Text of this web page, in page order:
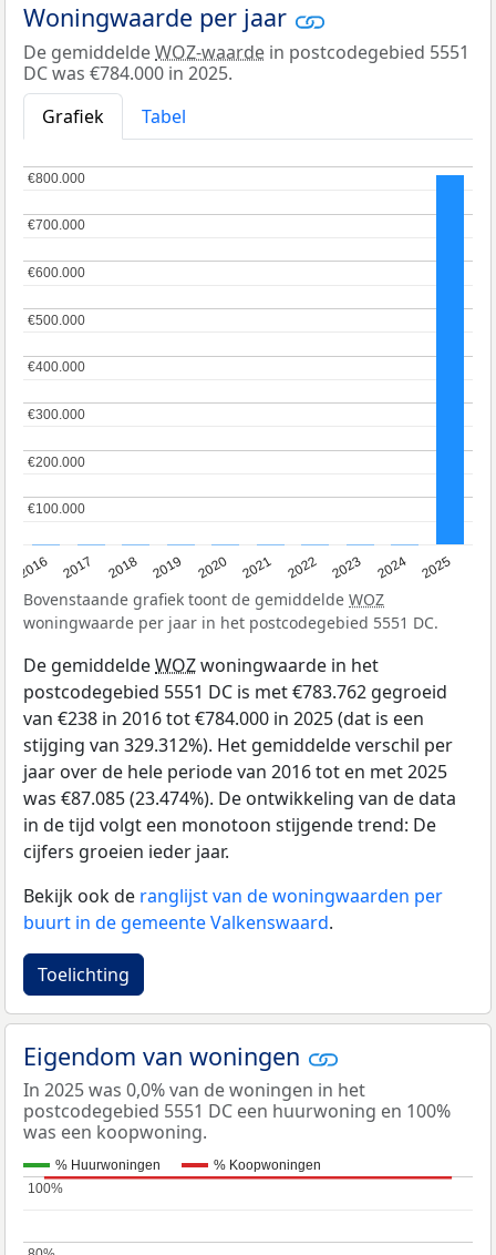
Woningwaarde per jaar
De gemiddeldeWOZ-waarde in postcodegebied 5551
DC was €784.000 in 2025.
Grafiek
Tabel
2016 2017 2018 2019 2020 2021 2022 2023 2024 2025
€100.000
€100.000
€200.000
€200.000
€300.000
€300.000
€400.000
€400.000
€500.000
€500.000
€600.000
€600.000
€700.000
€700.000
€800.000
€800.000
Bovenstaande grafiek toont de gemiddelde WOZ
woningwaarde per jaar in het postcodegebied 5551 DC.
De gemiddeldeWOZwoningwaarde in het
postcodegebied 5551 DC is met €783.762 gegroeid
van €238 in 2016 tot €784.000 in 2025 (dat is een
stijging van 329.312%). Het gemiddelde verschil per
jaar over de hele periode van 2016 tot en met 2025
was €87.085 (23.474%). De ontwikkeling van de data
in de tijd volgt een monotoon stijgende trend: De
cijfers groeien ieder jaar.
Bekijk ook de ranglijst van de woningwaarden per
buurt in de gemeente Valkenswaard.
Toelichting
Eigendom van woningen
In 2025 was 0,0% van de woningen in het
postcodegebied 5551 DC een huurwoning en 100%
was een koopwoning.
% Huurwoningen % Koopwoningen
100%
100%